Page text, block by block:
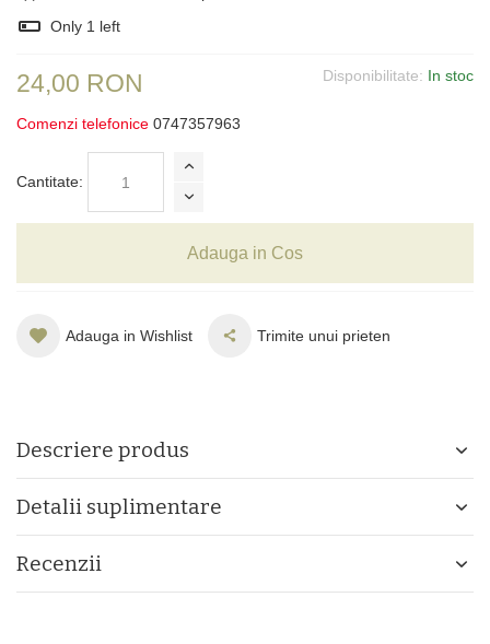
Only 1 left
Disponibilitate: In stoc
24,00 RON
Comenzi telefonice 0747357963
Cantitate:
Adauga in Cos
Adauga in Wishlist Trimite unui prieten
Descriere produs
Detalii suplimentare
Recenzii